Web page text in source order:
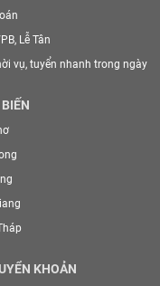
Lễ Tân
vụ, tuyển nhanh trong ngày
KHOẢN